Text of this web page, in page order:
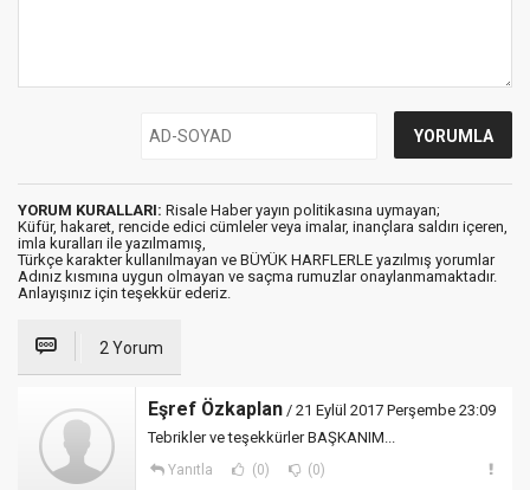
YORUM KURALLARI: Risale Haber yayın politikasına uymayan;
Küfür, hakaret, rencide edici cümleler veya imalar, inançlara saldırı içeren,
imla kuralları ile yazılmamış,
Türkçe karakter kullanılmayan ve BÜYÜK HARFLERLE yazılmış yorumlar
Adınız kısmına uygun olmayan ve saçma rumuzlar onaylanmamaktadır.
Anlayışınız için teşekkür ederiz.
2 Yorum
Eşref Özkaplan / 21 Eylül 2017 Perşembe 23:09
Tebrikler ve teşekkürler BAŞKANIM...
Yanıtla (0) (0)